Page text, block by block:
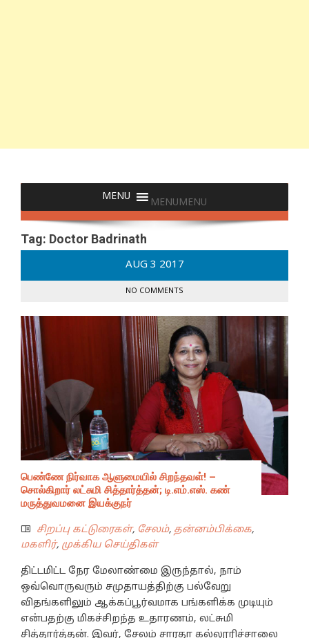
MENUMENU
Tag: Doctor Badrinath
AUG 3 2017
NO COMMENTS
பெண்ணே நிர்வாக ஆளுமையில் சிறந்தவள்! –
சொல்கிறார் லட்சுமி சித்தார்த்தன்; டி.எம்.எஸ். கண்
மருத்துவமனை இயக்குநர்
சிறப்பு கட்டுரைகள், சேலம், தன்னம்பிக்கை,
மகளிர், முக்கிய செய்திகள்
திட்டமிட்ட நேர மேலாண்மை இருந்தால், நாம்
ஒவ்வொருவரும் சமுதாயத்திற்கு பல்வேறு
விதங்களிலும் ஆக்கப்பூர்வமாக பங்களிக்க முடியும்
என்பதற்கு மிகச்சிறந்த உதாரணம், லட்சுமி
சித்தார்த்தன். இவர், சேலம் சாரதா கல்லூரிச்சாலை